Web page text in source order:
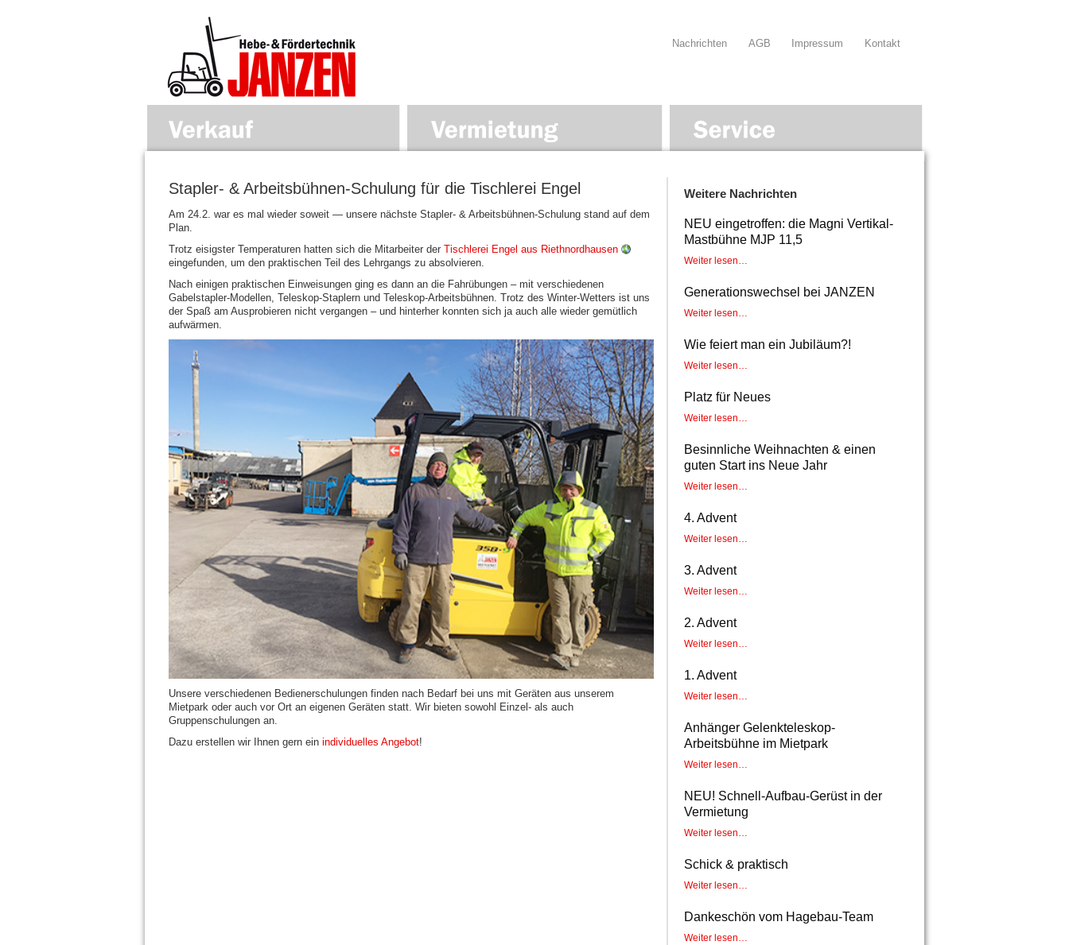
Nachrichten AGB Impressum Kontakt
Stapler- & Arbeitsbühnen-Schulung für die Tischlerei Engel
Am 24.2. war es mal wieder soweit — unsere nächste Stapler- & Arbeitsbühnen-Schulung stand auf dem
Plan.
Trotz eisigster Temperaturen hatten sich die Mitarbeiter der Tischlerei Engel aus Riethnordhausen
eingefunden, um den praktischen Teil des Lehrgangs zu absolvieren.
Nach einigen praktischen Einweisungen ging es dann an die Fahrübungen – mit verschiedenen
Gabelstapler-Modellen, Teleskop-Staplern und Teleskop-Arbeitsbühnen. Trotz des Winter-Wetters ist uns
der Spaß am Ausprobieren nicht vergangen – und hinterher konnten sich ja auch alle wieder gemütlich
aufwärmen.
Unsere verschiedenen Bedienerschulungen finden nach Bedarf bei uns mit Geräten aus unserem
Mietpark oder auch vor Ort an eigenen Geräten statt. Wir bieten sowohl Einzel- als auch
Gruppenschulungen an.
Dazu erstellen wir Ihnen gern ein individuelles Angebot!
Weitere Nachrichten
NEU eingetroffen: die Magni Vertikal-
Mastbühne MJP 11,5
Weiter lesen…
Generationswechsel bei JANZEN
Weiter lesen…
Wie feiert man ein Jubiläum?!
Weiter lesen…
Platz für Neues
Weiter lesen…
Besinnliche Weihnachten & einen
guten Start ins Neue Jahr
Weiter lesen…
4. Advent
Weiter lesen…
3. Advent
Weiter lesen…
2. Advent
Weiter lesen…
1. Advent
Weiter lesen…
Anhänger Gelenkteleskop-
Arbeitsbühne im Mietpark
Weiter lesen…
NEU! Schnell-Aufbau-Gerüst in der
Vermietung
Weiter lesen…
Schick & praktisch
Weiter lesen…
Dankeschön vom Hagebau-Team
Weiter lesen…